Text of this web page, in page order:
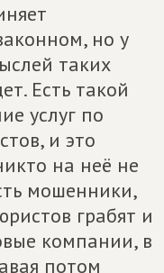
но у
таких
Есть такой
услуг по
и это
на неё не
мошенники,
грабят и
компании, в
потом